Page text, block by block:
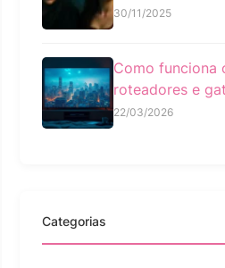
30/11/2025
Como funciona
roteadores e
22/03/2026
Categorias